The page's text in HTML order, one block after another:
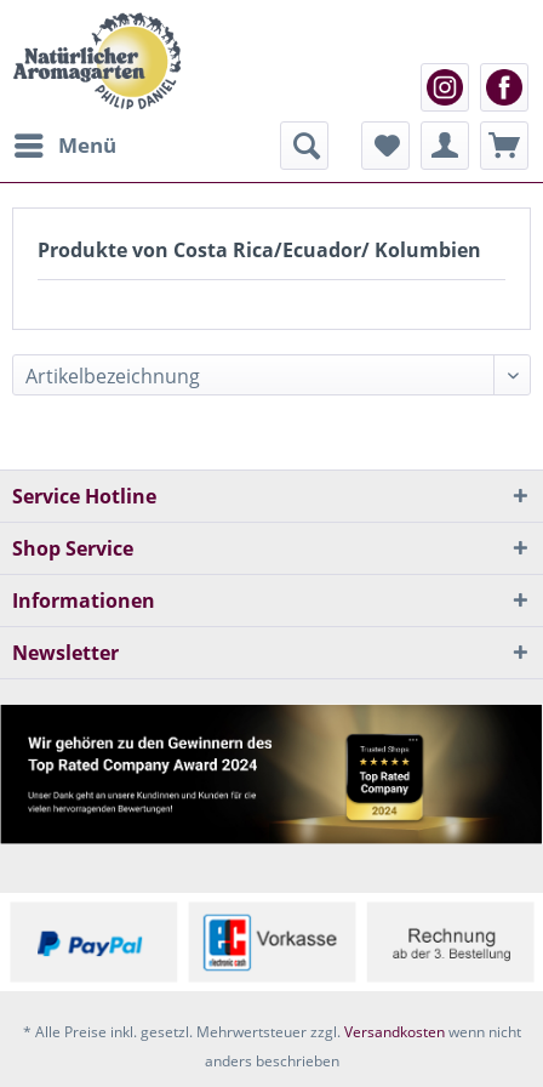
Menü
Produkte von Costa Rica/Ecuador/ Kolumbien
Service Hotline
Shop Service
Informationen
Newsletter
* Alle Preise inkl. gesetzl. Mehrwertsteuer zzgl.Versandkostenwenn nicht
anders beschrieben